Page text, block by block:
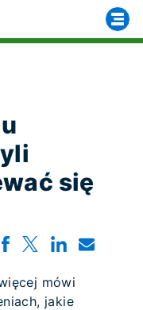
się
mówi
jakie